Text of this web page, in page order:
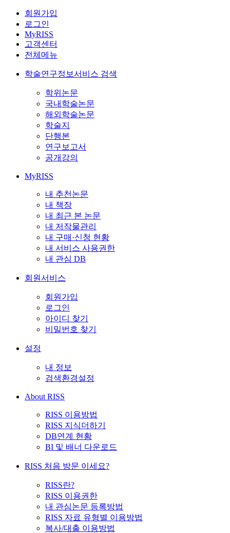
회원가입
로그인
MyRISS
고객센터
전체메뉴
학술연구정보서비스 검색
학위논문
국내학술논문
해외학술논문
학술지
단행본
연구보고서
공개강의
MyRISS
내 추천논문
내 책장
내 최근 본 논문
내 저작물관리
내 구매·신청 현황
내 서비스 사용권한
내 관심 DB
회원서비스
회원가입
로그인
아이디 찾기
비밀번호 찾기
설정
내 정보
검색환경설정
About RISS
RISS 이용방법
RISS 지식더하기
DB연계 현황
BI 및 배너 다운로드
RISS 처음 방문 이세요?
RISS란?
RISS 이용권한
내 관심논문 등록방법
RISS 자료 유형별 이용방법
복사/대출 이용방법